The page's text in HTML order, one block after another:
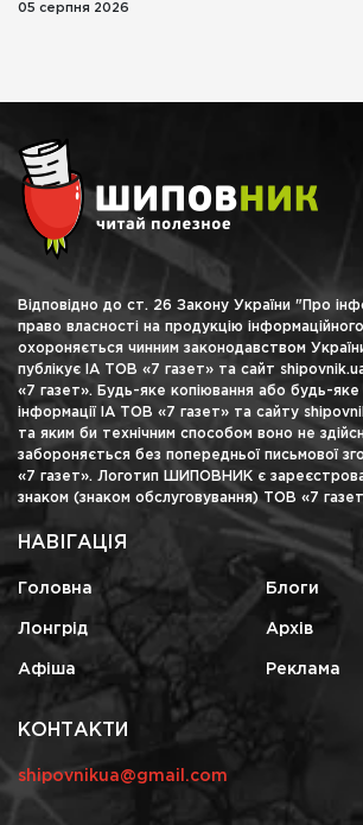
05 серпня 2026
Відповідно до ст. 26 Закону України "Про
право власності на продукцію
охороняється чинним законодавством
публікує ІА ТОВ «7 газет» та сайт
«7 газет». Будь-яке копіювання або будь-
інформації ІА ТОВ «7 газет» та сайту
та яким би технічним способом воно не
забороняється без попередньої письмової
«7 газет». Логотип ШИПОВНИК є
знаком (знаком обслуговування) ТОВ «7
НАВІГАЦІЯ
Головна Блоги
Лонгрід Архів
Афіша Реклама
КОНТАКТИ
shipovnikua@gmail.com